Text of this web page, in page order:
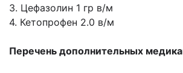
3. Цефазолин 1 гр в/м
4. Кетопрофен 2.0 в/м
Перечень дополнительных